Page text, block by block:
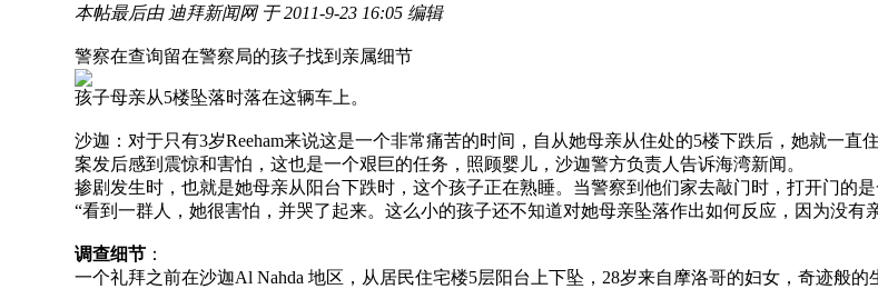
本帖最后由 迪拜新闻网 于 2011-9-23 16:05 编辑
警察在查询留在警察局的孩子找到亲属细节
孩子母亲从5楼坠落时落在这辆车上。
沙迦：对于只有3岁Reeham来说这是一个非常痛苦的时间，自从她母亲从住处的5楼下跌后，她就一直住
案发后感到震惊和害怕，这也是一个艰巨的任务，照顾婴儿，沙迦警方负责人告诉海湾新闻。
掺剧发生时，也就是她母亲从阳台下跌时，这个孩子正在熟睡。当警察到他们家去敲门时，打开门的是
“看到一群人，她很害怕，并哭了起来。这么小的孩子还不知道对她母亲坠落作出如何反应，因为没有
调查细节 ：
一个礼拜之前在沙迦Al Nahda 地区，从居民住宅楼5层阳台上下坠，28岁来自摩洛哥的妇女，奇迹般的